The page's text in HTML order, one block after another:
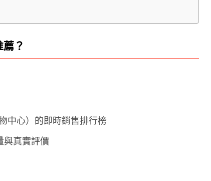
？
中心）的即時銷售排行榜
與真實評價